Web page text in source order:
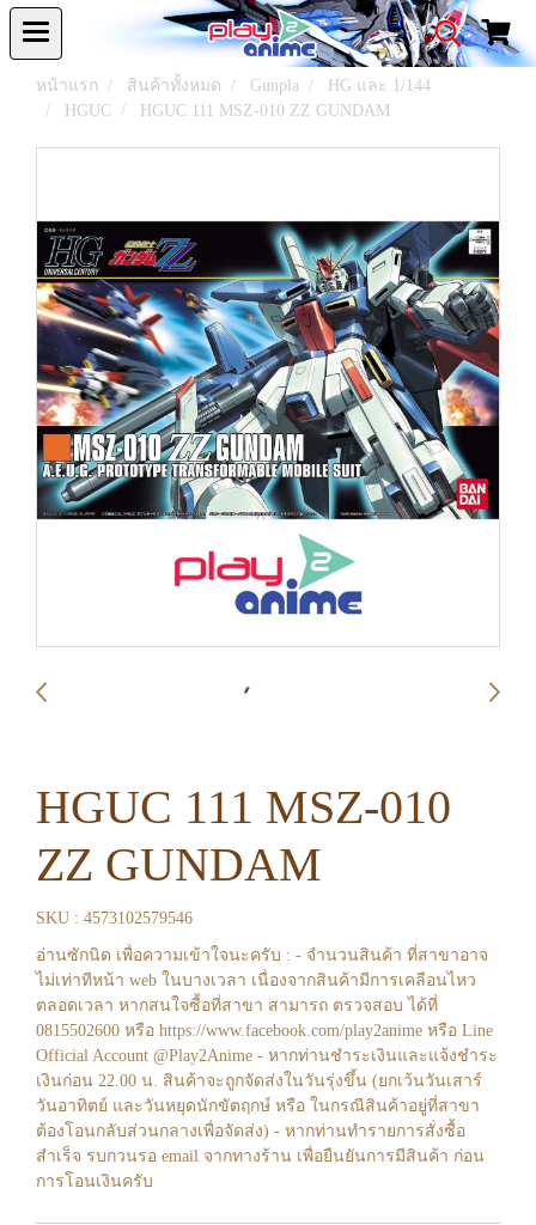
หน้าแรก สินค้าทั้งหมด Gunpla
HG และ 1/144
HGUC
HGUC 111 MSZ-010 ZZ GUNDAM
HGUC 111 MSZ-010
ZZ GUNDAM
SKU : 4573102579546
อ่านซักนิด เพื่อความเข้าใจนะครับ : - จำนวนสินค้า ที่สาขาอาจ
ไม่เท่าทีหน้า web ในบางเวลา เนื่องจากสินค้ามีการเคลือนไหว
ตลอดเวลา หากสนใจซื้อที่สาขา สามารถ ตรวจสอบ ได้ที่
0815502600 หรือ https://www.facebook.com/play2anime หรือ Line
Official Account @Play2Anime - หากท่านชำระเงินและแจ้งชำระ
เงินก่อน 22.00 น. สินค้าจะถูกจัดส่งในวันรุ่งขึ้น (ยกเว้นวันเสาร์
วันอาทิตย์ และวันหยุดนักขัตฤกษ์ หรือ ในกรณีสินค้าอยู่ที่สาขา
ต้องโอนกลับส่วนกลางเพื่อจัดส่ง) - หากท่านทำรายการสั่งซื้อ
สำเร็จ รบกวนรอ email จากทางร้าน เพื่อยืนยันการมีสินค้า ก่อน
การโอนเงินครับ